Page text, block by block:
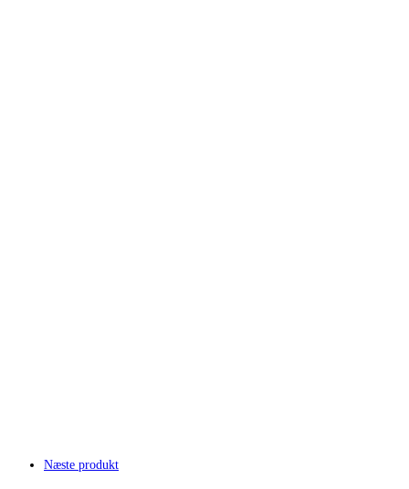
Næste produkt